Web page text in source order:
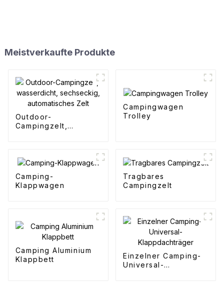
Meistverkaufte Produkte
Outdoor-
Campingzelt,
Campingwagen
Trolley
Camping-
Klappwagen
Tragbares
Campingzelt
Camping Aluminium
Klappbett
Einzelner Camping-
Universal-